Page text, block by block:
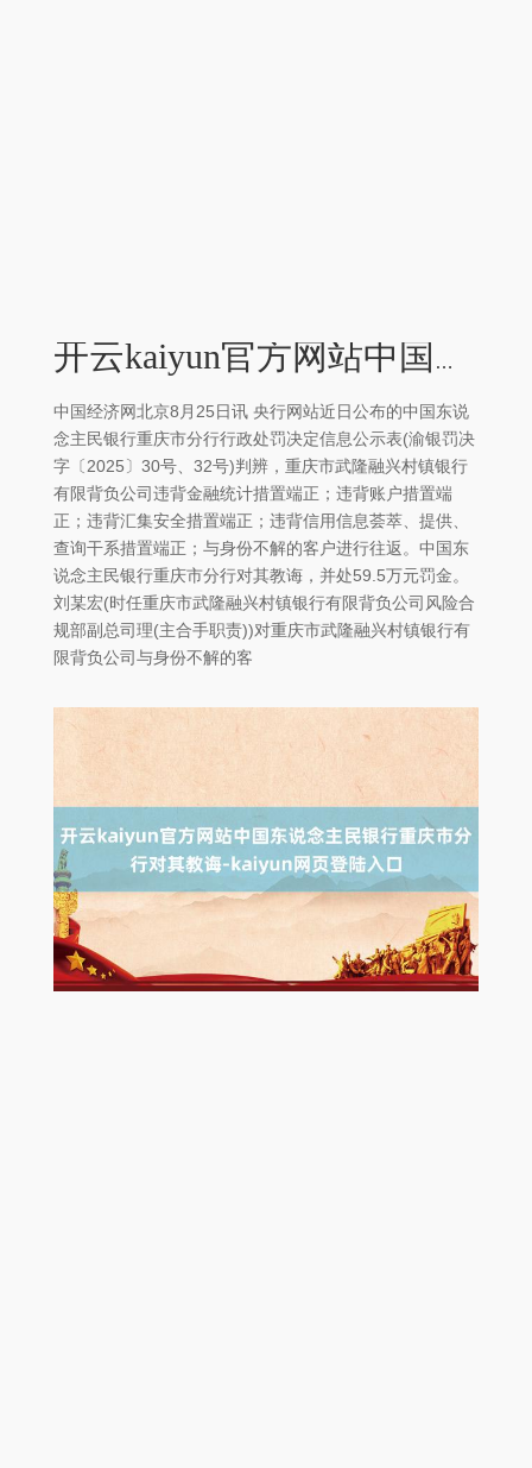
开云kaiyun官方网站中国东说念主民银行重庆市分行对其教诲-kaiyun网页登陆入口
中国经济网北京8月25日讯 央行网站近日公布的中国东说
念主民银行重庆市分行行政处罚决定信息公示表(渝银罚决
字〔2025〕30号、32号)判辨，重庆市武隆融兴村镇银行
有限背负公司违背金融统计措置端正；违背账户措置端
正；违背汇集安全措置端正；违背信用信息荟萃、提供、
查询干系措置端正；与身份不解的客户进行往返。中国东
说念主民银行重庆市分行对其教诲，并处59.5万元罚金。
刘某宏(时任重庆市武隆融兴村镇银行有限背负公司风险合
规部副总司理(主合手职责))对重庆市武隆融兴村镇银行有
限背负公司与身份不解的客